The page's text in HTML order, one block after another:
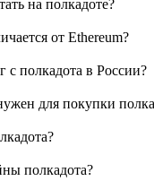
на полкадоте?
от Ethereum?
с полкадота в России?
для покупки
полкадота?